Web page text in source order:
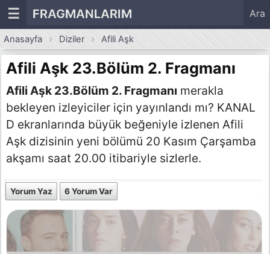
☰ FRAGMANLARIM Ara
Anasayfa Diziler Afili Aşk
Afili Aşk 23.Bölüm 2. Fragmanı
Afili Aşk 23.Bölüm 2. Fragmanı merakla
bekleyen izleyiciler için yayınlandı mı? KANAL
D ekranlarında büyük beğeniyle izlenen Afili
Aşk dizisinin yeni bölümü 20 Kasım Çarşamba
akşamı saat 20.00 itibariyle sizlerle.
Yorum Yaz 6 Yorum Var